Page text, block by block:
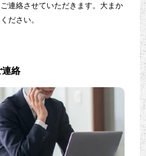
連絡させていただきます。大まか
ださい。
連絡